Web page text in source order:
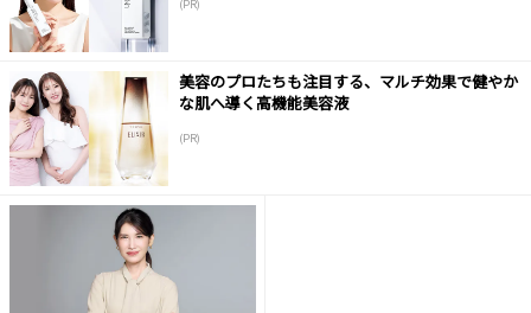
(PR)
美容のプロたちも注目する、マルチ効果で健やか
な肌へ導く高機能美容液
(PR)